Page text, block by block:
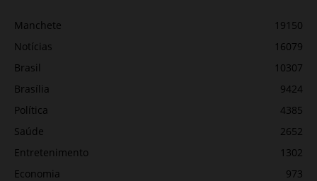
Manchete
19150
Notícias
16079
Brasil
10307
Brasília
9424
Política
4385
Saúde
2652
Entretenimento
1302
Economia
973